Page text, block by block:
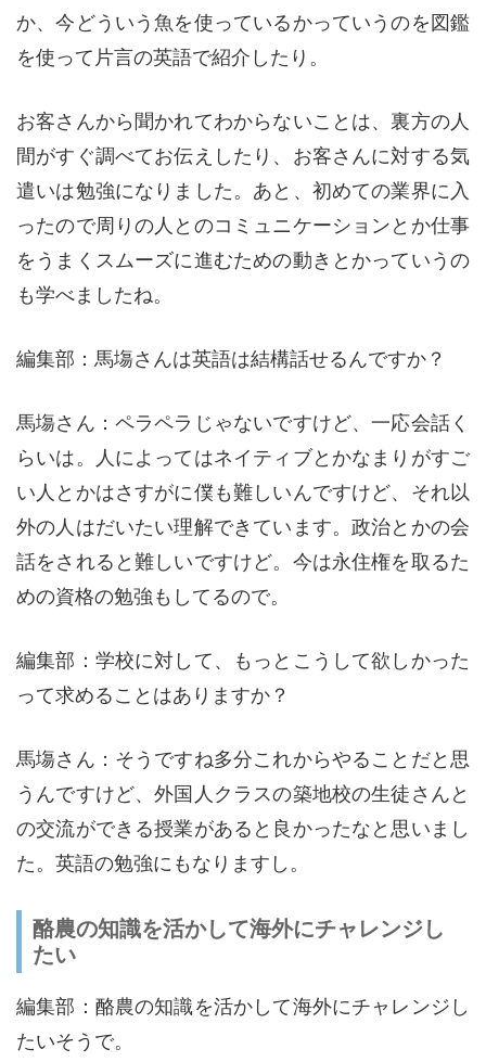
か、今どういう魚を使っているかっていうのを図鑑
を使って片言の英語で紹介したり。
お客さんから聞かれてわからないことは、裏方の人
間がすぐ調べてお伝えしたり、お客さんに対する気
遣いは勉強になりました。あと、初めての業界に入
ったので周りの人とのコミュニケーションとか仕事
をうまくスムーズに進むための動きとかっていうの
も学べましたね。
編集部：馬塲さんは英語は結構話せるんですか？
馬塲さん：ペラペラじゃないですけど、一応会話く
らいは。人によってはネイティブとかなまりがすご
い人とかはさすがに僕も難しいんですけど、それ以
外の人はだいたい理解できています。政治とかの会
話をされると難しいですけど。今は永住権を取るた
めの資格の勉強もしてるので。
編集部：学校に対して、もっとこうして欲しかった
って求めることはありますか？
馬塲さん：そうですね多分これからやることだと思
うんですけど、外国人クラスの築地校の生徒さんと
の交流ができる授業があると良かったなと思いまし
た。英語の勉強にもなりますし。
酪農の知識を活かして海外にチャレンジし
たい
編集部：酪農の知識を活かして海外にチャレンジし
たいそうで。